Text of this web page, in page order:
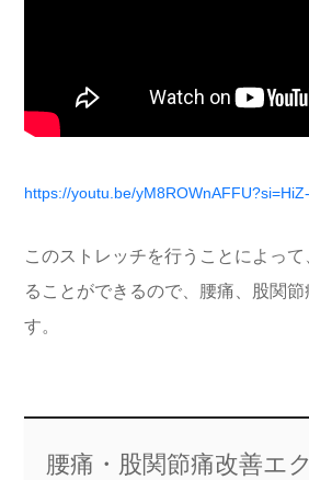
https://youtu.be/
このストレッチを行うことによって
ることができるので、腰痛、股関
す。
腰痛・股関節痛改善エ